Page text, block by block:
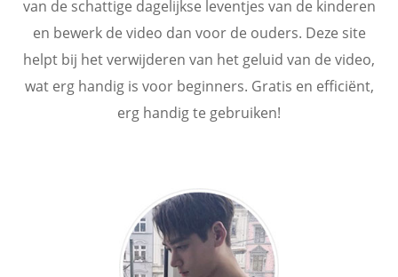
van de schattige dagelijkse leventjes van de kinderen
en bewerk de video dan voor de ouders. Deze site
helpt bij het verwijderen van het geluid van de video,
wat erg handig is voor beginners. Gratis en efficiënt,
erg handig te gebruiken!